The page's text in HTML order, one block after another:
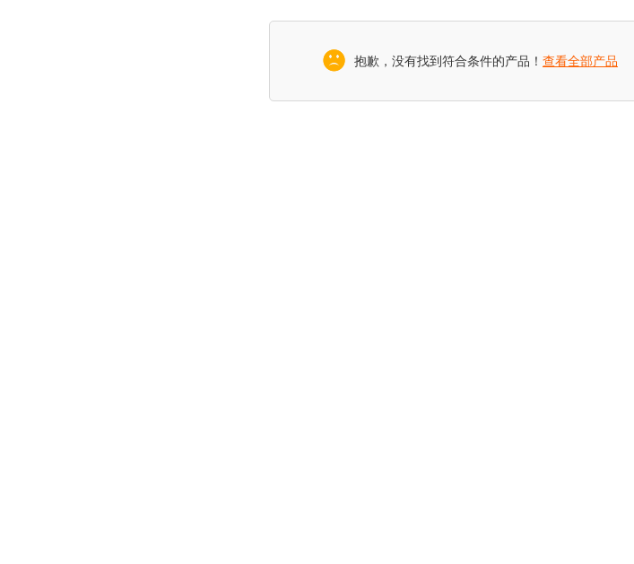
抱歉，没有找到符合条件的产品！ 查看全部产品